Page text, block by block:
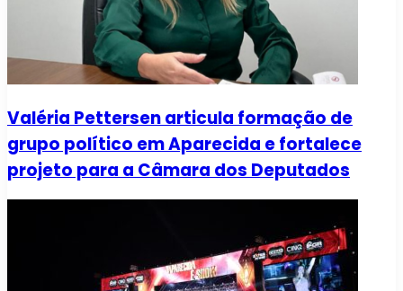
Valéria Pettersen articula formação de
grupo político em Aparecida e fortalece
projeto para a Câmara dos Deputados